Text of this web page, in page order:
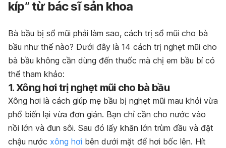
kíp” từ bác sĩ sản khoa
Bà bầu bị sổ mũi phải làm sao, cách trị sổ mũi cho bà
bầu như thế nào? Dưới đây là 14 cách trị nghẹt mũi cho
bà bầu không cần dùng đến thuốc mà chị em bầu bí có
thể tham khảo:
1. Xông hơi trị nghẹt mũi cho bà bầu
Xông hơi là cách giúp mẹ bầu bị nghẹt mũi mau khỏi vừa
phổ biến lại vừa đơn giản. Bạn chỉ cần cho nước vào
nồi lớn và đun sôi. Sau đó lấy khăn lớn trùm đầu và đặt
chậu nước xông hơi bên dưới mặt để hơi bốc lên. Hít